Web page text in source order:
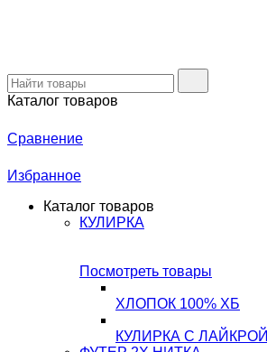
Каталог товаров
Сравнение
Избранное
Каталог товаров
КУЛИРКА
Посмотреть товары
ХЛОПОК 100% ХБ
КУЛИРКА С ЛАЙКРОЙ